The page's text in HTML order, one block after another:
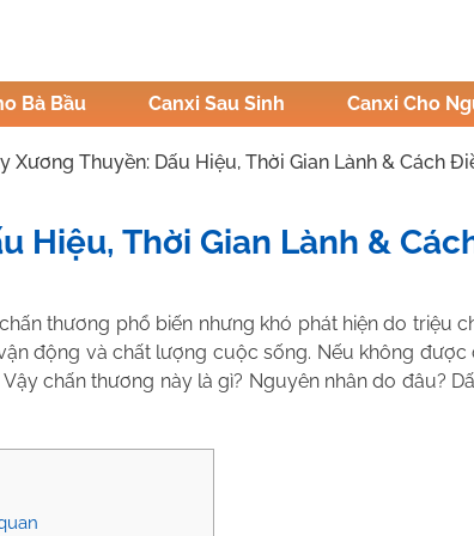
Bà Bầu Canxi Sau Sinh Canxi Cho
Xương Thuyền: Dấu Hiệu, Thời Gian Lành & Cách
Hiệu, Thời Gian Lành &
Dược sĩ Vũ Thị Hậu
thương phổ biến nhưng khó phát hiện do triệu
động và chất lượng cuộc sống. Nếu không
chấn thương này là gì? Nguyên nhân do đâu?